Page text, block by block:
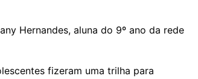
Hernandes, aluna do 9º ano da rede
fizeram uma trilha para